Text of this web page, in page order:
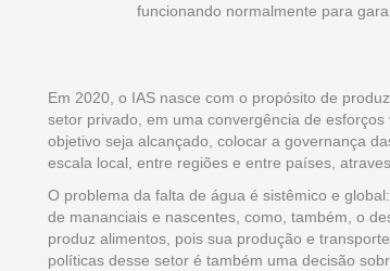
funcionando normalmente para
Em 2020, o IAS nasce com o propósito de
setor privado, em uma convergência de
objetivo seja alcançado, colocar a governança
escala local, entre regiões e entre países,
O problema da falta de água é sistêmico e
de mananciais e nascentes, como, também, o
produz alimentos, pois sua produção e
políticas desse setor é também uma decisão